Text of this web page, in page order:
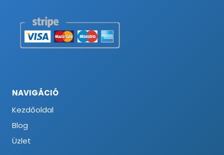
NAVIGÁCIÓ
Kezdőoldal
Blog
Üzlet